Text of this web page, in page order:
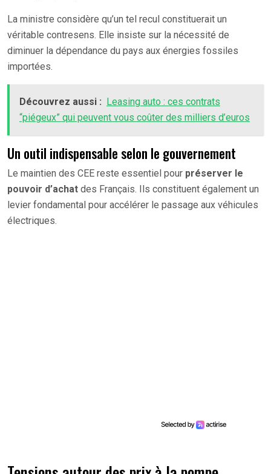
La ministre considère qu’un tel recul constituerait un
véritable contresens. Elle insiste sur la nécessité de
diminuer la dépendance du pays aux énergies fossiles
importées.
Découvrez aussi : Leasing auto : ces contrats
“piégeux” qui peuvent vous coûter des milliers d’euros
Un outil indispensable selon le gouvernement
Le maintien des CEE reste essentiel pour préserver le
pouvoir d’achat des Français. Ils constituent également un
levier fondamental pour accélérer le passage aux véhicules
électriques.